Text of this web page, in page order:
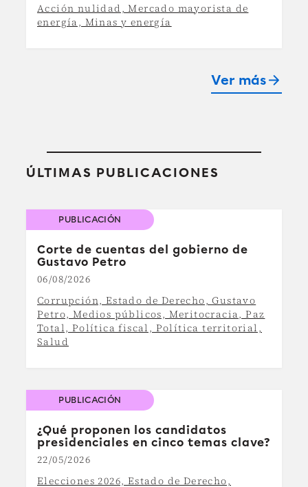
Acción nulidad, Mercado mayorista de
energía, Minas y energía
Ver másarrow_forward
ÚLTIMAS PUBLICACIONES
PUBLICACIÓN
Corte de cuentas del gobierno de
Gustavo Petro
06/08/2026
Corrupción, Estado de Derecho, Gustavo
Petro, Medios públicos, Meritocracia, Paz
Total, Política fiscal, Política territorial,
Salud
PUBLICACIÓN
¿Qué proponen los candidatos
presidenciales en cinco temas clave?
22/05/2026
Elecciones 2026, Estado de Derecho,